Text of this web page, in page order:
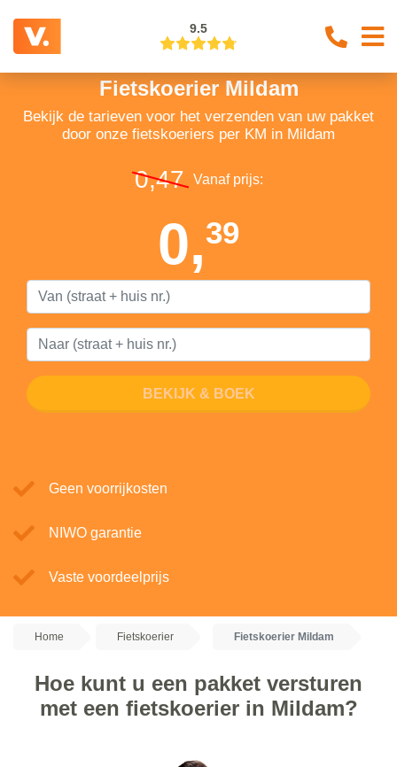
9.5
Fietskoerier Mildam
Bekijk de tarieven voor het verzenden van uw pakket
door onze fietskoeriers per KM in Mildam
0,47 Vanaf prijs:
0,39
BEKIJK & BOEK
Geen voorrijkosten
NIWO garantie
Vaste voordeelprijs
Home Fietskoerier Fietskoerier Mildam
Hoe kunt u een pakket versturen
met een fietskoerier in Mildam?